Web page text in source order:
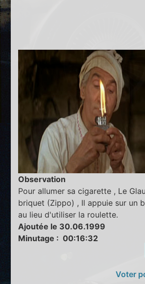
Observation
Pour allumer sa cigarette , Le
briquet (Zippo) , Il appuie sur un
au lieu d'utiliser la roulette.
Ajoutée le 30.06.1999
Minutage : 00:16:32
Voter